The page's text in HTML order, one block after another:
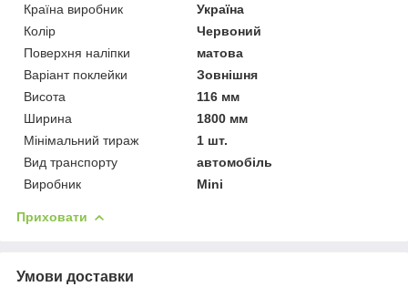
Країна виробник
Україна
Колір
Червоний
Поверхня наліпки
матова
Варіант поклейки
Зовнішня
Висота
116 мм
Ширина
1800 мм
Мінімальний тираж
1 шт.
Вид транспорту
автомобіль
Виробник
Mini
Приховати
Умови доставки